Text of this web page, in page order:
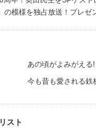
の模様を独占放送！プレゼ
あの頃がよみがえる
今も昔も愛される鉄
スト